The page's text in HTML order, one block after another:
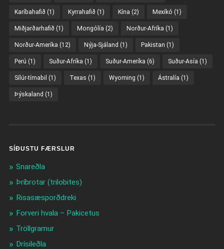
Karíbahafið (1) Kyrrahafið (1) Kína (2) Mexíkó (1)
Miðjarðarhafið (1) Mongólía (2) Norður-Afríka (1)
Norður-Ameríka (12) Nýja-Sjáland (1) Pakistan (1)
Perú (1) Suður-Afríka (1) Suður-Ameríka (6) Suður-Asía (1)
Sílúr-tímabil (1) Texas (1) Wyoming (1) Ástralía (1)
Þýskaland (1)
SÍÐUSTU FÆRSLUR
Snareðla
Þríbrotar (trilobites)
Risasæsporðdreki
Forveri hvala – Pakicetus
Tröllgramur
Drísileðla